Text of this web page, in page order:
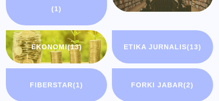
(1)
EKONOMI(13) ETIKA JURNALIS(13)
FIBERSTAR(1) FORKI JABAR(2)